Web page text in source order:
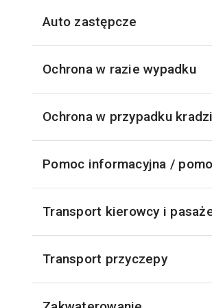
Auto zastępcze
Ochrona w razie wypadku
Ochrona w przypadku
Pomoc informacyjna /
Transport kierowcy i
Transport przyczepy